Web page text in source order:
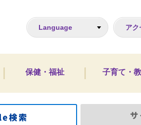
来市ホームページ
Language アク
保健・福祉 子育て・
Google検索